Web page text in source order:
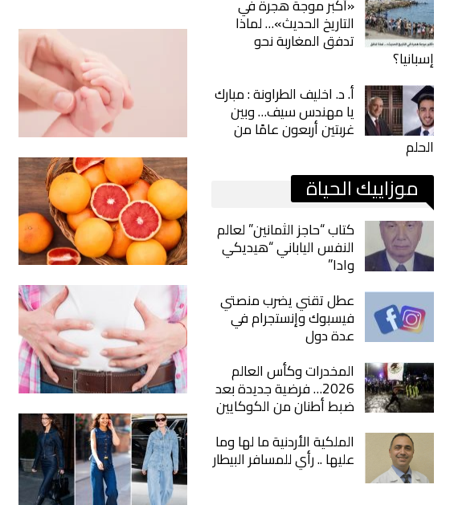
«أكبر موجة هجرة في
التاريخ الحديث»… لماذا
تدفق المغاربة نحو
إسبانيا؟
أ. د. اخليف الطراونة : مبارك
يا مهندس سيف… وبين
غربتين أربعون عامًا من
الحلم
موزاييك الحياة
كتاب “حاجز الثمانين” لعالم
النفس الياباني “هيديكي
وادا”
عطل تقني يضرب منصتي
فيسبوك وإنستجرام في
عدة دول
المخدرات وكأس العالم
2026… فرضية جديدة بعد
ضبط أطنان من الكوكايين
الملكية الأردنية ما لها وما
عليها .. رأي للمسافر البيطار